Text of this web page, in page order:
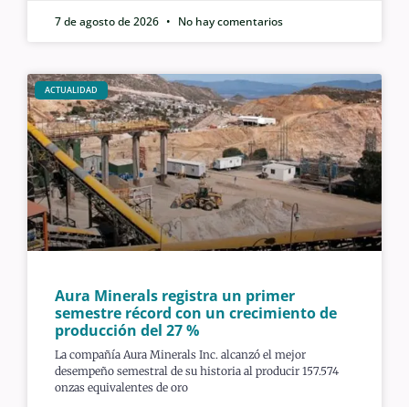
7 de agosto de 2026
No hay comentarios
ACTUALIDAD
Aura Minerals registra un primer
semestre récord con un crecimiento de
producción del 27 %
La compañía Aura Minerals Inc. alcanzó el mejor
desempeño semestral de su historia al producir 157.574
onzas equivalentes de oro